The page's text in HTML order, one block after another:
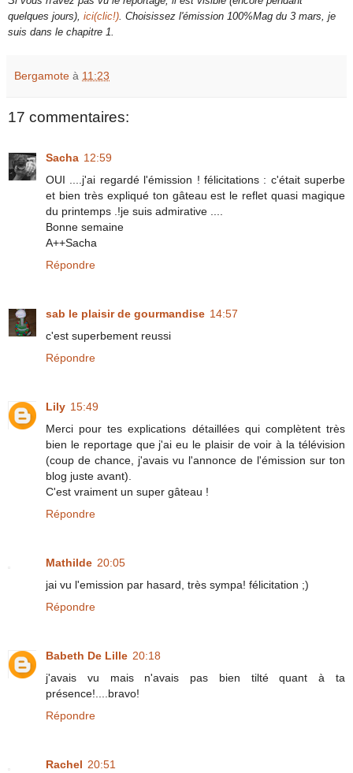
quelques jours), ici(clic!) . Choisissez l'émission 100%Mag du 3 mars, je
suis dans le chapitre 1.
Bergamote à 11:23
17 commentaires:
Sacha 12:59
OUI ....j'ai regardé l'émission ! félicitations : c'était superbe
et bien très expliqué ton gâteau est le reflet quasi magique
du printemps .!je suis admirative ....
Bonne semaine
A++Sacha
Répondre
sab le plaisir de gourmandise 14:57
c'est superbement reussi
Répondre
Lily 15:49
Merci pour tes explications détaillées qui complètent très
bien le reportage que j'ai eu le plaisir de voir à la télévision
(coup de chance, j'avais vu l'annonce de l'émission sur ton
blog juste avant).
C'est vraiment un super gâteau !
Répondre
Mathilde 20:05
jai vu l'emission par hasard, très sympa! félicitation ;)
Répondre
Babeth De Lille 20:18
j'avais vu mais n'avais pas bien tilté quant à ta
présence!....bravo!
Répondre
Rachel 20:51